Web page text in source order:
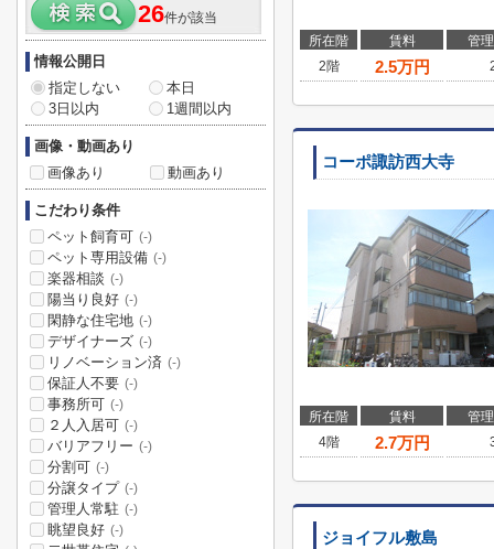
所在階 賃料
管
2階
2.5万円
コーポ諏訪西大寺
所在階 賃料
管
4階
2.7万円
ジョイフル敷島
26件が該当
情報公開日
指定しない
本日
3日以内
1週間以内
画像・動画あり
画像あり
動画あり
こだわり条件
ペット飼育可 (-)
ペット専用設備 (-)
楽器相談 (-)
陽当り良好 (-)
閑静な住宅地 (-)
デザイナーズ (-)
リノベーション済 (-)
保証人不要 (-)
事務所可 (-)
２人入居可 (-)
バリアフリー (-)
分割可 (-)
分譲タイプ (-)
管理人常駐 (-)
眺望良好 (-)